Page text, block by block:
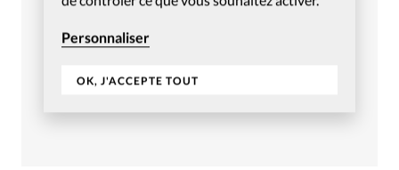
Personnaliser
OK, J'ACCEPTE TOUT